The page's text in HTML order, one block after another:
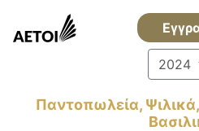
2024
Παντοπωλεία,